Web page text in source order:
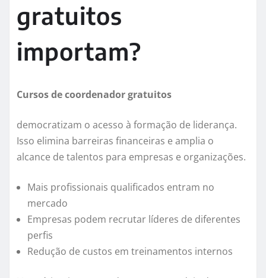
gratuitos
importam?
Cursos de coordenador gratuitos
democratizam o acesso à formação de liderança.
Isso elimina barreiras financeiras e amplia o
alcance de talentos para empresas e organizações.
Mais profissionais qualificados entram no
mercado
Empresas podem recrutar líderes de diferentes
perfis
Redução de custos em treinamentos internos